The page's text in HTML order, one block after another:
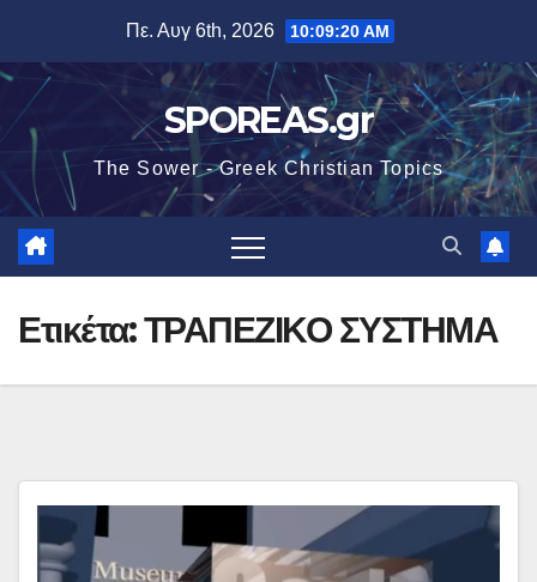
περιεχόμενο
Πε. Αυγ 6th, 2026 10:09:21 AM
SPOREAS.gr
The Sower - Greek Christian Topics
Ετικέτα:ΤΡΑΠΕΖΙΚΟ ΣΥΣΤΗΜΑ